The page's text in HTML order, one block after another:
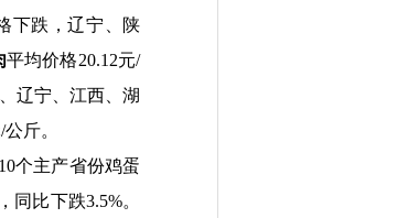
下跌，辽宁、陕
平均价格20.12元/
辽宁、江西、湖
/公斤。
个主产省份鸡蛋
同比下跌3.5%。